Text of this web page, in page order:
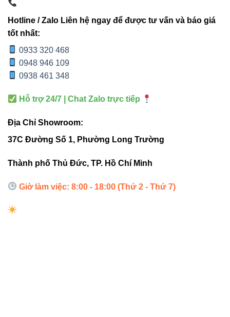
Thiết kế
Lắp đèn ở độ cao 1,8–2,2m để ánh sáng phủ đều.
Khoảng cách giữa các đèn: 1,5–2m.
Kết hợp vớiĐèn led pha Vinaledđể chiếu sáng khu
Lựa chọn màu ánh sáng phù hợp không gian:
Hotline / Zalo Liên hệ ngay để được tư vấn và báo giá
tốt nhất:
0933 320 468
0948 946 109
0938 461 348
Hỗ trợ 24/7 | Chat Zalo trực tiếp
Địa Chỉ Showroom:
37C Đường Số 1, Phường Long Trường
Thành phố Thủ Đức, TP. Hồ Chí Minh
Giờ làm việc: 8:00 - 18:00 (Thứ 2 - Thứ 7)